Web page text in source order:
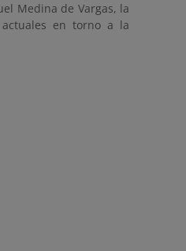
Medina de Vargas, la
en torno a la